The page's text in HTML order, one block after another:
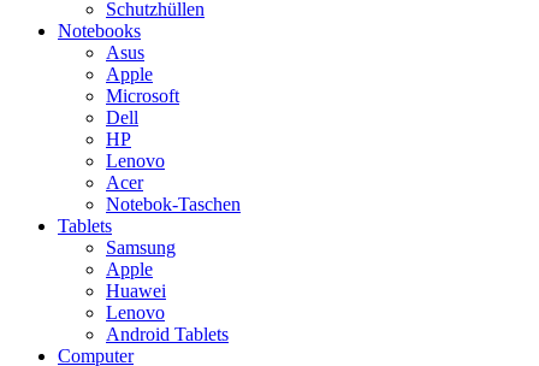
Schutzhüllen
Notebooks
Asus
Apple
Microsoft
Dell
HP
Lenovo
Acer
Notebok-Taschen
Tablets
Samsung
Apple
Huawei
Lenovo
Android Tablets
Computer